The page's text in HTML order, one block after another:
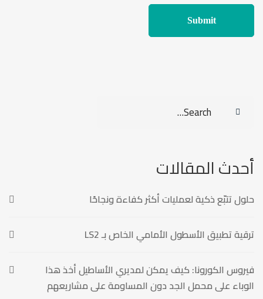
أحدث المقالات
حلول تتبّع ذكية لعمليات أكثر كفاءة ونجاحًا
ترقية تطبيق الأسطول الأمامي الخاص بـ LS2
فيروس الكورونا: كيف يمكن لمديري الأساطيل أخذ هذا
الوباء على محمل الجد دون المساومة على مشاريعهم